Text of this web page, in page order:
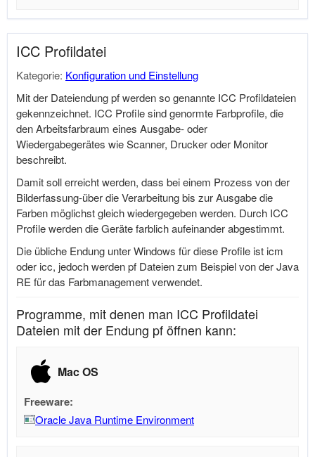
ICC Profildatei
Kategorie: Konfiguration und Einstellung
Mit der Dateiendung pf werden so genannte ICC Profildateien
gekennzeichnet. ICC Profile sind genormte Farbprofile, die
den Arbeitsfarbraum eines Ausgabe- oder
Wiedergabegerätes wie Scanner, Drucker oder Monitor
beschreibt.
Damit soll erreicht werden, dass bei einem Prozess von der
Bilderfassung-über die Verarbeitung bis zur Ausgabe die
Farben möglichst gleich wiedergegeben werden. Durch ICC
Profile werden die Geräte farblich aufeinander abgestimmt.
Die übliche Endung unter Windows für diese Profile ist icm
oder icc, jedoch werden pf Dateien zum Beispiel von der Java
RE für das Farbmanagement verwendet.
Programme, mit denen man ICC Profildatei
Dateien mit der Endung pf öffnen kann:
Mac OS
Freeware:
Oracle Java Runtime Environment